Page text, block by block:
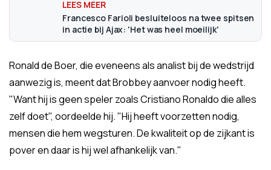
Francesco Farioli besluiteloos na twee spitsen
in actie bij Ajax: 'Het was heel moeilijk'
Ronald de Boer, die eveneens als analist bij de wedstrijd
aanwezig is, meent dat Brobbey aanvoer nodig heeft.
"Want hij is geen speler zoals Cristiano Ronaldo die alles
zelf doet", oordeelde hij. "Hij heeft voorzetten nodig,
mensen die hem wegsturen. De kwaliteit op de zijkant is
pover en daar is hij wel afhankelijk van."